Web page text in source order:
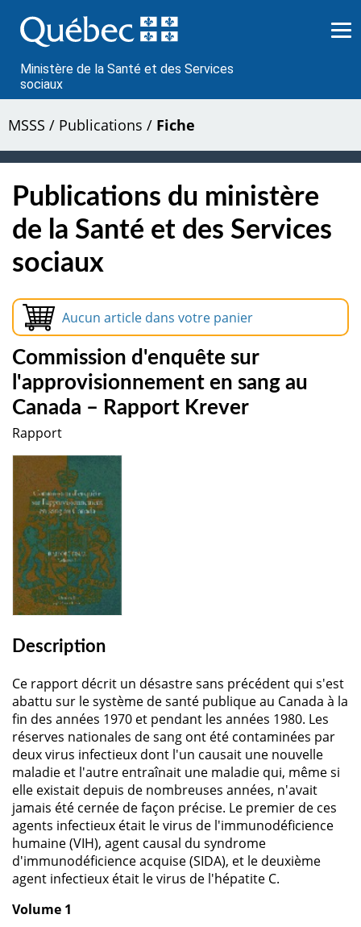
au
contenu
Ministère de la Santé et des Services
sociaux
MSSS / Publications / Fiche
Publications du ministère
de la Santé et des Services
sociaux
Aucun article dans votre panier
Commission d'enquête sur
l'approvisionnement en sang au
Canada – Rapport Krever
Rapport
Description
Ce rapport décrit un désastre sans précédent qui s'est
abattu sur le système de santé publique au Canada à la
fin des années 1970 et pendant les années 1980. Les
réserves nationales de sang ont été contaminées par
deux virus infectieux dont l'un causait une nouvelle
maladie et l'autre entraînait une maladie qui, même si
elle existait depuis de nombreuses années, n'avait
jamais été cernée de façon précise. Le premier de ces
agents infectieux était le virus de l'immunodéficience
humaine (VIH), agent causal du syndrome
d'immunodéficience acquise (SIDA), et le deuxième
agent infectieux était le virus de l'hépatite C.
Volume 1